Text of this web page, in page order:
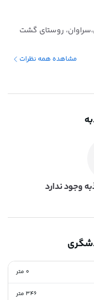
روستای گشت
مشاهده همه نظرات
وجود ندارد
0 متر
346متر